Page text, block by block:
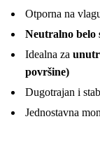
Otporna na
Neutralno belo
Idealna za
površine)
Dugotrajan i
Jednostavna